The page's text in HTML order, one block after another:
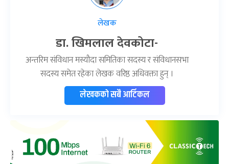
लेखक
डा. खिमलाल देवकोटा-
अन्तरिम संविधान मस्यौदा समितिका सदस्य र संविधानसभा
सदस्य समेत रहेका लेखक वरिष्ठ अधिवक्ता हुन् ।
लेखकको सबै आर्टिकल